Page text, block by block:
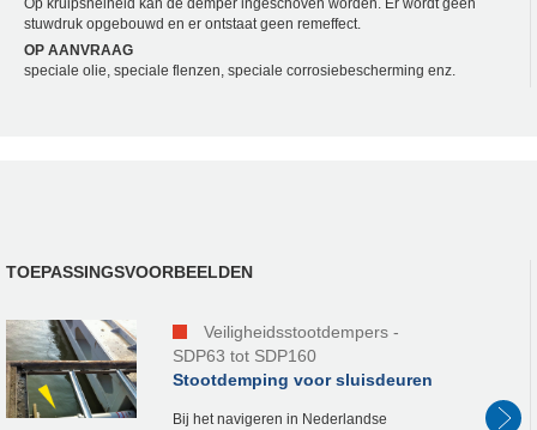
stuwdruk opgebouwd en er ontstaat geen remeffect.
OP AANVRAAG
speciale olie, speciale flenzen, speciale corrosiebescherming enz.
TOEPASSINGSVOORBEELDEN
Veiligheidsstootdempers -
SDP63 tot SDP160
Stootdemping voor sluisdeuren
Bij het navigeren in Nederlandse